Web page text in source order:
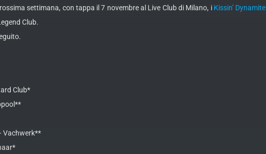
settimana, con tappa il 7 novembre al Live Club di Milano, i Kissin’ Dynamite
Club.
Club*
Vachwerk**